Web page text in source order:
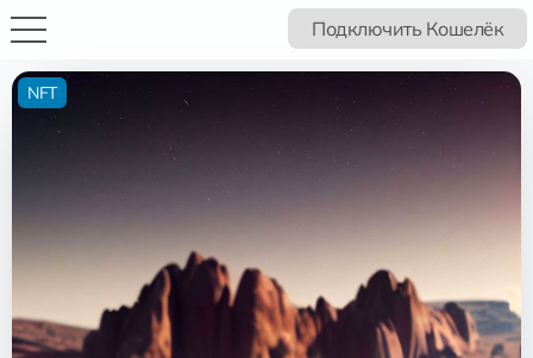
Подключить Кошелёк
NFT